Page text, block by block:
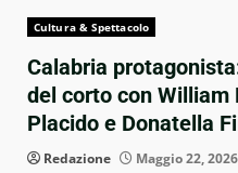
Cultura & Spettacolo
Calabria
del corto con William
Placido e Donatella
Redazione Maggio 22, 2026